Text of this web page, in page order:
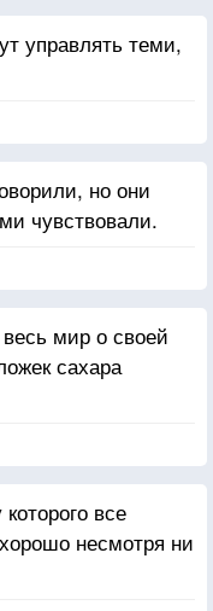
управлять теми,
но они
чувствовали.
мир о своей
сахара
все
несмотря ни